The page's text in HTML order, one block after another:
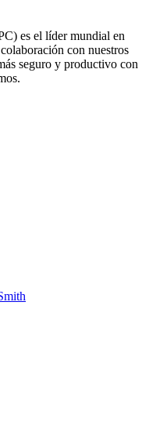
es el líder mundial en
con nuestros
seguro y productivo con